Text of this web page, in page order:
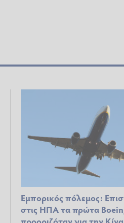
Εμπορικός πόλεμος:
στις ΗΠΑ τα πρώτα